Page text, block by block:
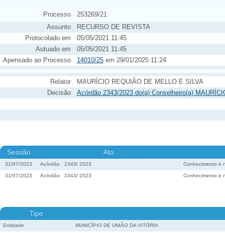
Processo
253269/21
Assunto
RECURSO DE REVISTA
Protocolado em
05/05/2021 11:45
Autuado em
05/05/2021 11:45
Apensado ao Processo
14010/25 em 29/01/2025 11:24
Relator
MAURÍCIO REQUIÃO DE MELLO E SILVA
Decisão
Acórdão 2343/2023 do(a) Conselheiro(a)
Sessão Ato
31/07/2023 Acórdão 2343/ 2023 Conhecimento e
31/07/2023 Acórdão 2343/ 2023 Conhecimento e
Tipo
Entidade MUNICÍPIO DE UNIÃO DA VITÓRIA